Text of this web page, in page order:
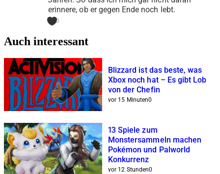
erinnere, ob er gegen Ende noch lebt.
0
Auch interessant
Blizzard ist das beste, was
Xbox noch hat – Es gibt Lob
von der Chefin
vor 15 Minuten0
13 Spiele zum
Monstersammeln machen
Pokémon und Palworld
Konkurrenz
vor 12 Stunden0